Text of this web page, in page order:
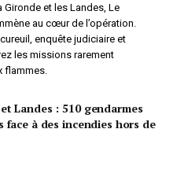
et les Landes, Le
au cœur de l’opération.
enquête judiciaire et
les missions rarement
flammes.
Landes : 510 gendarmes
face à des incendies hors de